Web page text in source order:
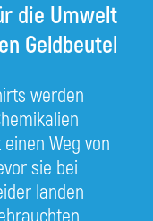
die Umwelt
Geldbeutel
werden
Weg von
sie bei
landen